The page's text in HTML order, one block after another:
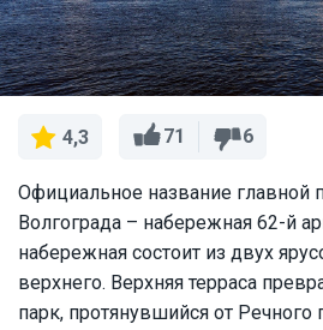
4,3 71 6
Официальное название главной
Волгограда – набережная 62-й
набережная состоит из двух
верхнего. Верхняя терраса
парк, протянувшийся от Речного